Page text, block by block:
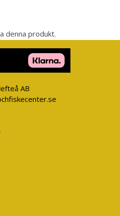
denna produkt.
AB